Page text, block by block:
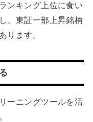
ンキング上位に食い
、東証一部上昇銘柄
ります。
ーニングツールを活